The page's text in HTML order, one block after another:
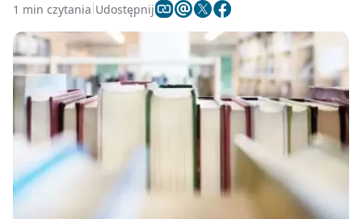
1 min czytania Udostępnij